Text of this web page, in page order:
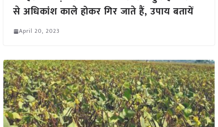
से अधिकांश काले होकर गिर जाते हैं, उपाय बतायें
April 20, 2023